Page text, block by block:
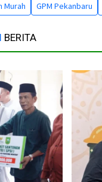
Murah GPM Pekanbaru
BERITA